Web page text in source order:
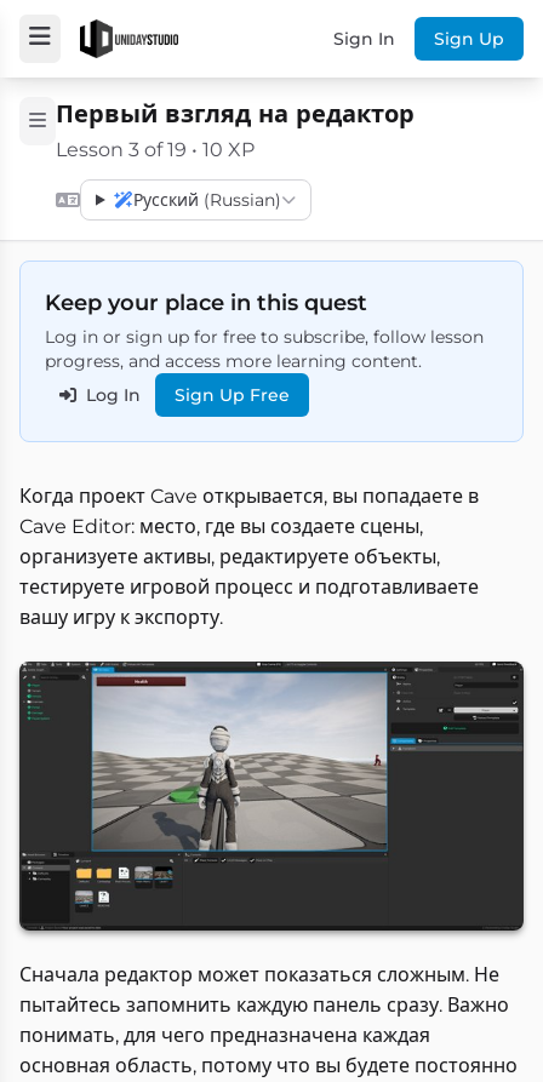
Sign In Sign Up
Первый взгляд на редактор
Lesson 3 of 19 • 10 XP
Русский (Russian)
Keep your place in this quest
Log in or sign up for free to subscribe, follow lesson
progress, and access more learning content.
Log In
Sign Up Free
Когда проект Cave открывается, вы попадаете в
Cave Editor: место, где вы создаете сцены,
организуете активы, редактируете объекты,
тестируете игровой процесс и подготавливаете
вашу игру к экспорту.
Сначала редактор может показаться сложным. Не
пытайтесь запомнить каждую панель сразу. Важно
понимать, для чего предназначена каждая
основная область, потому что вы будете постоянно